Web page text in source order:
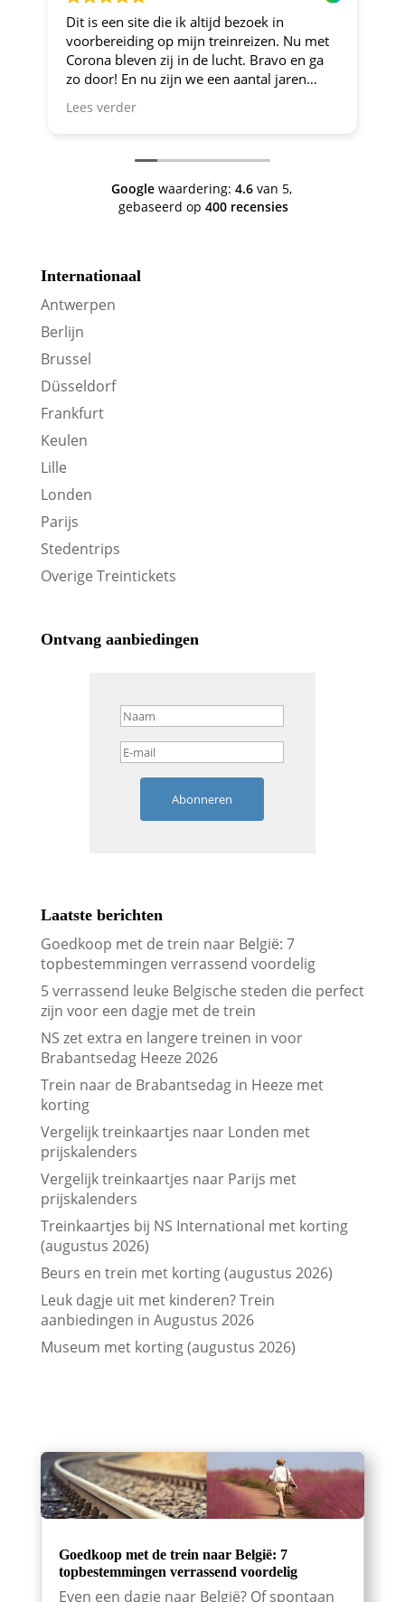
Dit is een site die ik altijd bezoek in
voorbereiding op mijn treinreizen. Nu met
Corona bleven zij in de lucht. Bravo en ga
zo door! En nu zijn we een aantal jaren
verder en nog steeds is dit de site om je te
oriënteren op trein-voordeel!
Lees verder
Googlewaardering: 4.6van 5,
gebaseerd op 400 recensies
Internationaal
Antwerpen
Berlijn
Brussel
Düsseldorf
Frankfurt
Keulen
Lille
Londen
Parijs
Stedentrips
Overige Treintickets
Ontvang aanbiedingen
Abonneren
Laatste berichten
Goedkoop met de trein naar België: 7
topbestemmingen verrassend voordelig
5 verrassend leuke Belgische steden die perfect
zijn voor een dagje met de trein
NS zet extra en langere treinen in voor
Brabantsedag Heeze 2026
Trein naar de Brabantsedag in Heeze met
korting
Vergelijk treinkaartjes naar Londen met
prijskalenders
Vergelijk treinkaartjes naar Parijs met
prijskalenders
Treinkaartjes bij NS International met korting
(augustus 2026)
Beurs en trein met korting (augustus 2026)
Leuk dagje uit met kinderen? Trein
aanbiedingen in Augustus 2026
Museum met korting (augustus 2026)
Goedkoop met de trein naar België: 7
topbestemmingen verrassend voordelig
Even een dagje naar België? Of spontaan